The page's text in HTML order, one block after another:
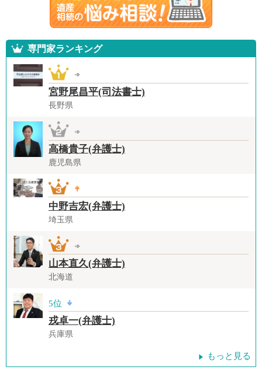
専門家ランキング
宮野尾昌平(司法書士)
長野県
高橋貴子(弁護士)
鹿児島県
中野吉宏(弁護士)
埼玉県
山本直久(弁護士)
北海道
5位
戎卓一(弁護士)
兵庫県
もっと見る